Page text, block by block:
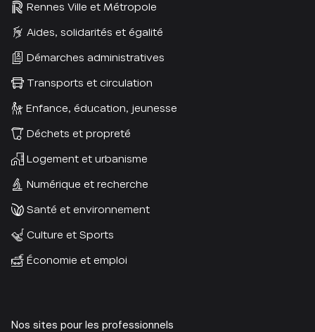
Rennes Ville et Métropole
Aides, solidarités et égalité
Démarches administratives
Transports et circulation
Enfance, éducation, jeunesse
Déchets et propreté
Logement et urbanisme
Numérique et recherche
Santé et environnement
Culture et Sports
Économie et emploi
Nos sites pour les professionnels